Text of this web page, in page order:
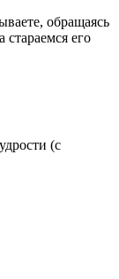
обращаясь
его
(с